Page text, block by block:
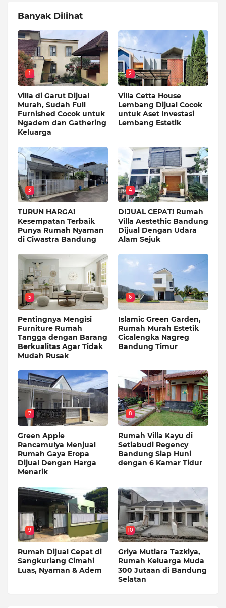
Banyak Dilihat
1
Villa di Garut Dijual
Murah, Sudah Full
Furnished Cocok untuk
Ngadem dan Gathering
Keluarga
2
Villa Cetta House
Lembang Dijual Cocok
untuk Aset Investasi
Lembang Estetik
3
TURUN HARGA!
Kesempatan Terbaik
Punya Rumah Nyaman
di Ciwastra Bandung
4
DIJUAL CEPAT! Rumah
Villa Aestethic Bandung
Dijual Dengan Udara
Alam Sejuk
5
Pentingnya Mengisi
Furniture Rumah
Tangga dengan Barang
Berkualitas Agar Tidak
Mudah Rusak
6
Islamic Green Garden,
Rumah Murah Estetik
Cicalengka Nagreg
Bandung Timur
7
Green Apple
Rancamulya Menjual
Rumah Gaya Eropa
Dijual Dengan Harga
Menarik
8
Rumah Villa Kayu di
Setiabudi Regency
Bandung Siap Huni
dengan 6 Kamar Tidur
9
Rumah Dijual Cepat di
Sangkuriang Cimahi
Luas, Nyaman & Adem
10
Griya Mutiara Tazkiya,
Rumah Keluarga Muda
300 Jutaan di Bandung
Selatan